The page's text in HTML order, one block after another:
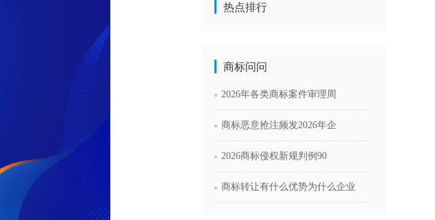
热点排行
商标问问
2026年各类商标案件审理周
商标恶意抢注频发2026年企
2026商标侵权新规判例90
商标转让有什么优势为什么企业